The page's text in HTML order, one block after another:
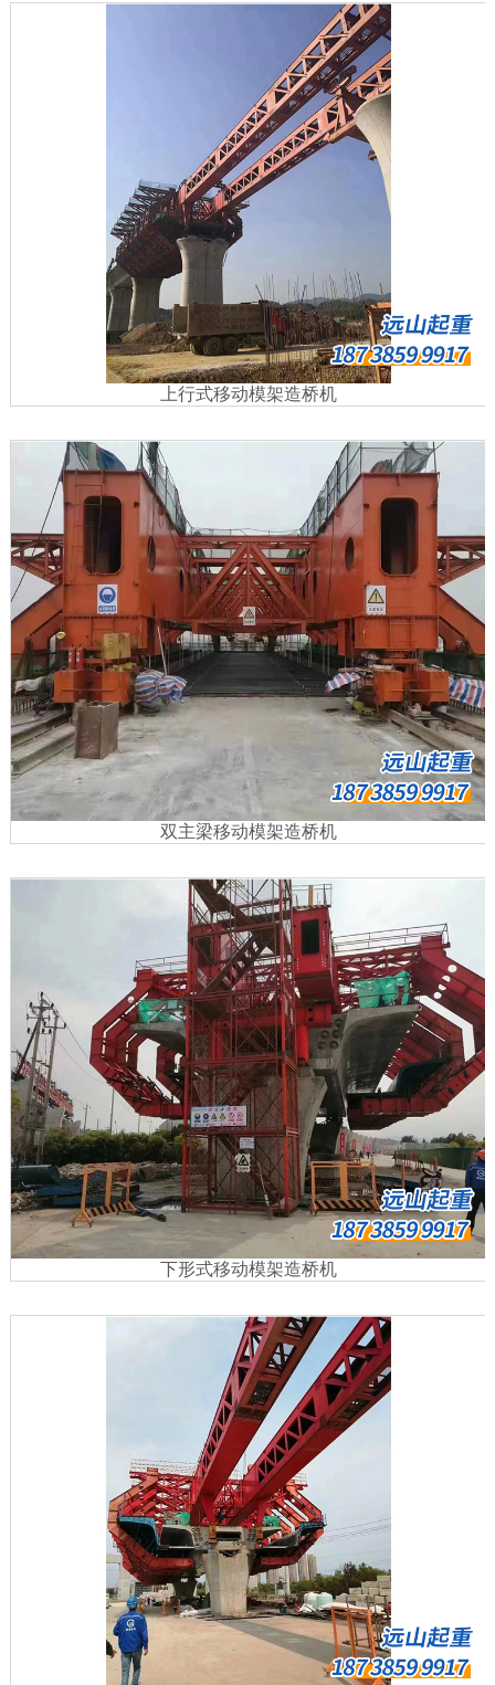
上行式移动模架造桥机
双主梁移动模架造桥机
下形式移动模架造桥机